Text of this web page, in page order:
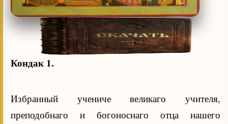
Кондак 1.
Избранный учениче великаго учителя,
преподобнаго и богоноснаго отца нашего